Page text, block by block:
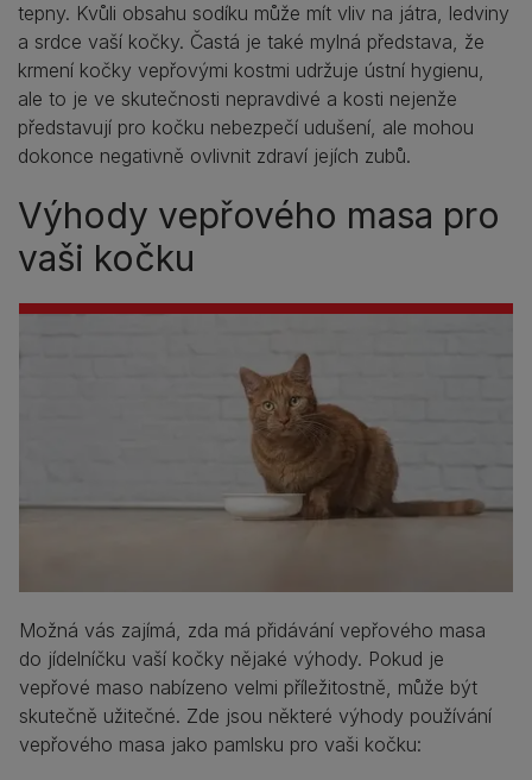
tepny. Kvůli obsahu sodíku může mít vliv na játra, ledviny
a srdce vaší kočky. Častá je také mylná představa, že
krmení kočky vepřovými kostmi udržuje ústní hygienu,
ale to je ve skutečnosti nepravdivé a kosti nejenže
představují pro kočku nebezpečí udušení, ale mohou
dokonce negativně ovlivnit zdraví jejích zubů.
Výhody vepřového masa pro
vaši kočku
Možná vás zajímá, zda má přidávání vepřového masa
do jídelníčku vaší kočky nějaké výhody. Pokud je
vepřové maso nabízeno velmi příležitostně, může být
skutečně užitečné. Zde jsou některé výhody používání
vepřového masa jako pamlsku pro vaši kočku: